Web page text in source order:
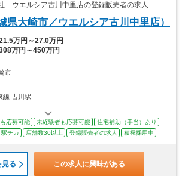
ウエルシア古川中里店の登録販売者の求人
県大崎市／ウエルシア古川中里店）
万円～27.0万円
万円～450万円
市
線 古川駅
応募可能 未経験者も応募可能
住宅補助（手当）あり
駅チカ 店舗数30以上 登録販売者の求人 積極採用中
る この求人に興味がある